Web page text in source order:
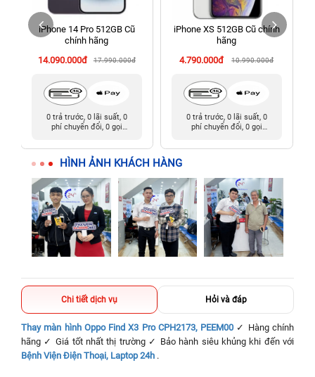
Tàu cũ)
198 Hoàng Văn Thụ, Tân Sơn Nhất, Hồ Chí Minh (Tân Bình
iPhone 14 Pro 512GB Cũ
chính hãng
14.090.000đ
17.990.000đ
0 trả trước, 0 lãi suất, 0
phí chuyển đổi, 0 gọi
iPhone XS 512GB Cũ chính
hãng
4.790.000đ
10.990.000đ
0 trả trước, 0 lãi suất, 0
phí chuyển đổi, 0 gọi
HÌNH ẢNH KHÁCH HÀNG
Chi tiết dịch vụ Hỏi và đáp
Thay màn hình Oppo Find X3 Pro CPH2173, PEEM00 ✓ Hàng chính
hãng ✓ Giá tốt nhất thị trường ✓ Bảo hành siêu khủng khi đến với
Bệnh Viện Điện Thoại, Laptop 24h .